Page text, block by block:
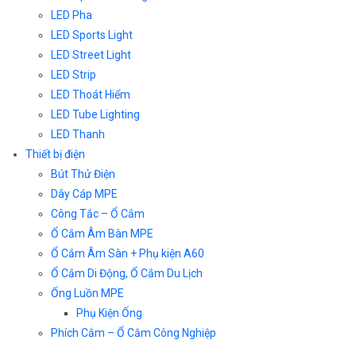
LED Pha
LED Sports Light
LED Street Light
LED Strip
LED Thoát Hiểm
LED Tube Lighting
LED Thanh
Thiết bị điện
Bút Thử Điện
Dây Cáp MPE
Công Tắc – Ổ Cắm
Ổ Cắm Âm Bàn MPE
Ổ Cắm Âm Sàn + Phụ kiện A60
Ổ Cắm Di Động, Ổ Cắm Du Lịch
Ống Luồn MPE
Phụ Kiện Ống
Phích Cắm – Ổ Cắm Công Nghiệp